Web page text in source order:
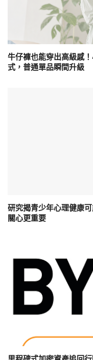
牛仔褲也能穿出高級感
式，普通單品瞬間升級
研究揭青少年心理健康
關心更重要